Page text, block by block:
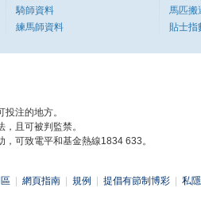
騎師資料
練馬師資料
馬匹搬
貼士指
注的地方。
且可被判監禁。
可致電平和基金熱線1834 633。
網頁指南 規例 提倡有節制博彩 私